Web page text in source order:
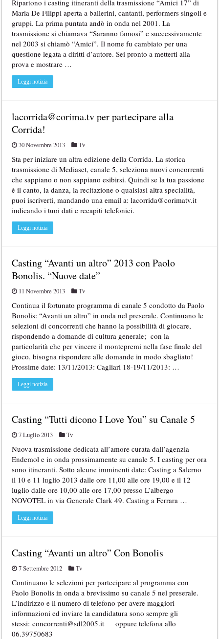
Ripartono i casting itineranti della trasmissione “Amici 17” di
Maria De Filippi aperta a ballerini, cantanti, performers singoli e
gruppi. La prima puntata andò in onda nel 2001. La
trasmissione si chiamava “Saranno famosi” e successivamente
nel 2003 si chiamò “Amici”. Il nome fu cambiato per una
questione legata a diritti d’autore. Sei pronto a metterti alla
prova e mostrare …
Leggi notizia
lacorrida@corima.tv per partecipare alla
Corrida!
30 Novembre 2013 Tv
Sta per iniziare un altra edizione della Corrida. La storica
trasmissione di Mediaset, canale 5, seleziona nuovi concorrenti
che sappiano o non sappiano esibirsi. Quindi se la tua passione
è il canto, la danza, la recitazione o qualsiasi altra specialità,
puoi iscriverti, mandando una email a: lacorrida@corimatv.it
indicando i tuoi dati e recapiti telefonici.
Leggi notizia
Casting “Avanti un altro” 2013 con Paolo
Bonolis. “Nuove date”
11 Novembre 2013 Tv
Continua il fortunato programma di canale 5 condotto da Paolo
Bonolis: “Avanti un altro” in onda nel preserale. Continuano le
selezioni di concorrenti che hanno la possibilità di giocare,
rispondendo a domande di cultura generale; con la
particolarità che per vincere il montepremi nella fase finale del
gioco, bisogna rispondere alle domande in modo sbagliato!
Prossime date: 13/11/2013: Cagliari 18-19/11/2013: …
Leggi notizia
Casting “Tutti dicono I Love You” su Canale 5
7 Luglio 2013 Tv
Nuova trasmissione dedicata all’amore curata dall’agenzia
Endemol e in onda prossimamente su canale 5. I casting per ora
sono itineranti. Sotto alcune imminenti date: Casting a Salerno
il 10 e 11 luglio 2013 dalle ore 11,00 alle ore 19,00 e il 12
luglio dalle ore 10,00 alle ore 17,00 presso L’albergo
NOVOTEL in via Generale Clark 49. Casting a Ferrara …
Leggi notizia
Casting “Avanti un altro” Con Bonolis
7 Settembre 2012 Tv
Continuano le selezioni per partecipare al programma con
Paolo Bonolis in onda a brevissimo su canale 5 nel preserale.
L’indirizzo e il numero di telefono per avere maggiori
informazioni ed inviare la candidatura sono sempre gli
stessi: concorrenti@sdl2005.it oppure telefona allo
06.39750683